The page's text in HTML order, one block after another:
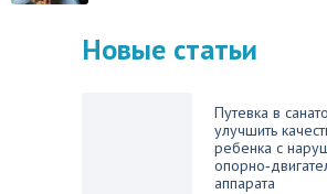
Новые статьи
Путевка в
улучшить
ребенка с
аппарата